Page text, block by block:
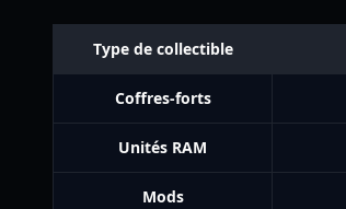
Type de collectible
Coffres-forts
Unités RAM
Mods